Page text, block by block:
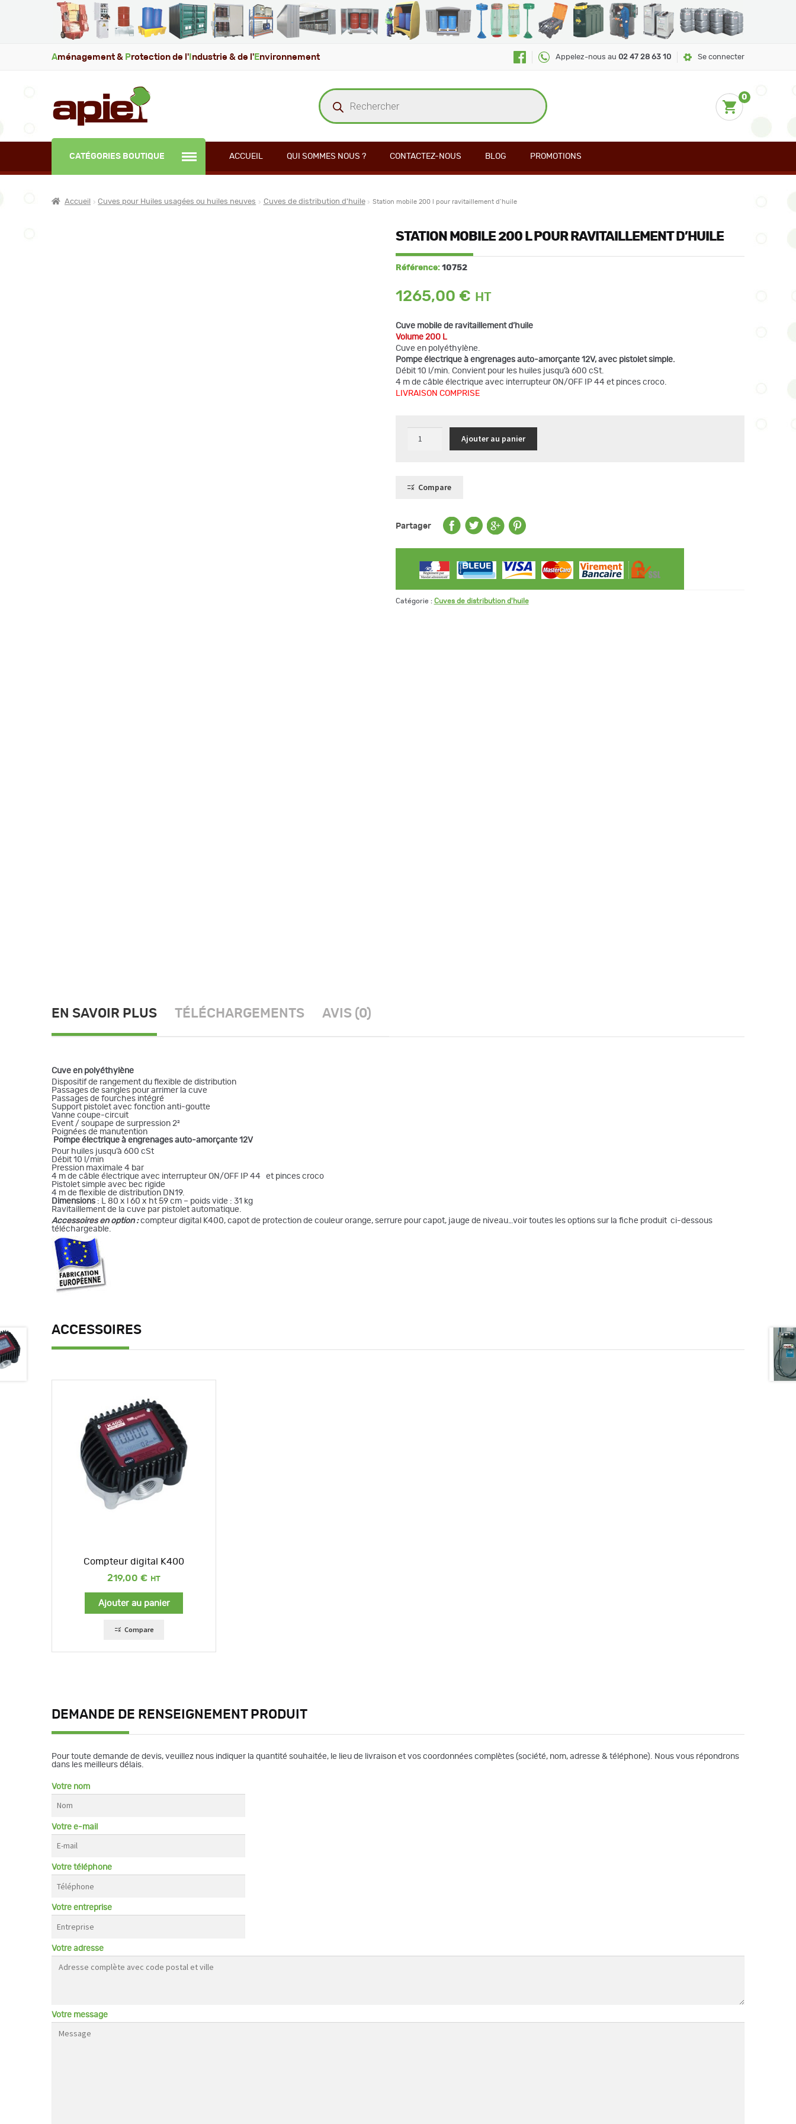
Aménagement & Protection de l' ndustrie & de l' Environnement Appelez-nous au 02 47 28 63 10 Se connecter
Recherche
de
produits
0
CATÉGORIES BOUTIQUE ACCUEIL QUI SOMMES NOUS ? CONTACTEZ-NOUS BLOG PROMOTIONS
Accueil Cuves pour Huiles usagées ou huiles neuves Cuves de distribution d'huile Station mobile 200 l pour ravitaillement d’huile
STATION MOBILE 200 L POUR RAVITAILLEMENT D’HUILE
Référence: 10752
1265,00 €
Cuve mobile de ravitaillement d’huile
Volume 200 L
Cuve en polyéthylène.
Pompe électrique à engrenages auto-amorçante 12V, avec pistolet simple.
Débit 10 l/min. Convient pour les huiles jusqu’à 600 cSt.
4 m de câble électrique avec interrupteur ON/OFF IP 44 et pinces croco.
LIVRAISON COMPRISE
quantité
ravitaillement
Ajouter au panier
Compare
Partager
Catégorie : Cuves de distribution d'huile
EN SAVOIR PLUS TÉLÉCHARGEMENTS AVIS (0)
Cuve en polyéthylène
Dispositif de rangement du flexible de distribution
Passages de sangles pour arrimer la cuve
Passages de fourches intégré
Support pistolet avec fonction anti-goutte
Vanne coupe-circuit
Event / soupape de surpression 2²
Poignées de manutention
Pompe électrique à engrenages auto-amorçante 12V
Pour huiles jusqu’à 600 cSt
Débit 10 l/min
Pression maximale 4 bar
4 m de câble électrique avec interrupteur ON/OFF IP 44 et pinces croco
Pistolet simple avec bec rigide
4 m de flexible de distribution DN19.
Dimensions : L 80 x l 60 x ht 59 cm – poids vide : 31 kg
Ravitaillement de la cuve par pistolet automatique.
Accessoires en option :compteur digital K400, capot de protection de couleur orange, serrure pour capot, jauge de niveau…voir toutes les options sur la fiche produit ci-dessous
téléchargeable.
ACCESSOIRES
Compteur digital K400
219,00 €
Ajouter au panier
Compare
DEMANDE DE RENSEIGNEMENT PRODUIT
Pour toute demande de devis, veuillez nous indiquer la quantité souhaitée, le lieu de livraison et vos coordonnées complètes (société, nom, adresse & téléphone). Nous vous répondrons
dans les meilleurs délais.
Votre nom
Votre e-mail
Votre téléphone
Votre entreprise
Votre adresse
Votre message